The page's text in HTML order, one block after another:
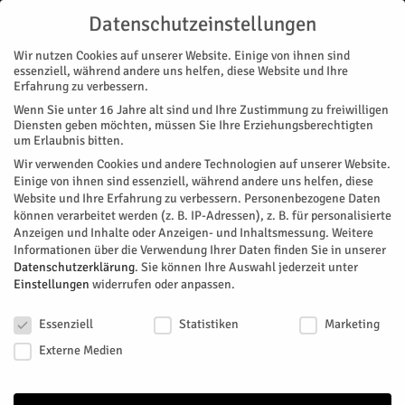
Start Nachrichten Kommentare Charmant
NACHRICHTEN KOMMENTARE
Charmant
Was ich noch sagen wollte...
VonGisa Stein- April 23, 2016 107 0
Facebook Twitter
Datenschutzeinstellungen
Wir nutzen Cookies auf unserer Website. Einige von ihnen sind
essenziell, während andere uns helfen, diese Website und Ihre
Erfahrung zu verbessern.
Wenn Sie unter 16 Jahre alt sind und Ihre Zustimmung zu freiwilligen
Diensten geben möchten, müssen Sie Ihre Erziehungsberechtigten
um Erlaubnis bitten.
Wir verwenden Cookies und andere Technologien auf unserer Website.
Einige von ihnen sind essenziell, während andere uns helfen, diese
Website und Ihre Erfahrung zu verbessern. Personenbezogene Daten
können verarbeitet werden (z. B. IP-Adressen), z. B. für personalisierte
Anzeigen und Inhalte oder Anzeigen- und Inhaltsmessung. Weitere
Informationen über die Verwendung Ihrer Daten finden Sie in unserer
Datenschutzerklärung. Sie können Ihre Auswahl jederzeit unter
Einstellungen widerrufen oder anpassen.
Essenziell
Statistiken
Marketing
Externe Medien